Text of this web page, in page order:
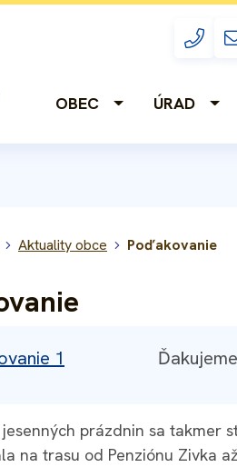
OBEC ÚRAD
Aktuality obce Poďakovanie
prázdnin sa takmer
na trasu od Penziónu Zivka